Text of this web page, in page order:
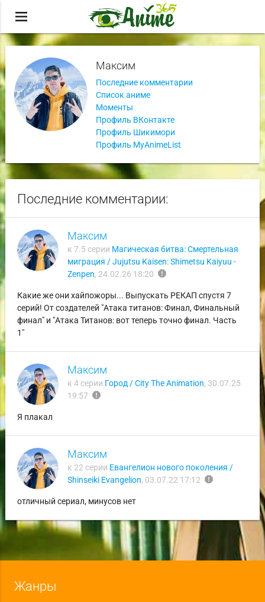
menu
Максим
Последние комментарии
Список аниме
Моменты
Профиль ВКонтакте
Профиль Шикимори
Профиль MyAnimeList
Последние комментарии:
Максим
к 7.5 серии Магическая битва: Смертельная
миграция / Jujutsu Kaisen: Shimetsu Kaiyuu -
Zenpen, 24.02.26 18:20 report
Какие же они хайпожоры... Выпускать РЕКАП спустя 7
серий! От создателей "Атака титанов: Финал, Финальный
финал" и "Атака Титанов: вот теперь точно финал. Часть
1"
Максим
к 4 серии Город / City The Animation, 30.07.25
19:57 report
Я плакал
Максим
к 22 серии Евангелион нового поколения /
Shinseiki Evangelion, 03.07.22 17:12 report
отличный сериал, минусов нет
Жанры